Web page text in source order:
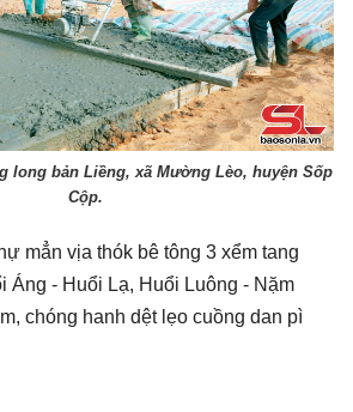
long bản Liềng, xã Mường Lèo, huyện Sốp
Cộp.
mẳn vịa thók bê tông 3 xểm tang
Áng - Huổi Lạ, Huổi Luông - Nặm
chóng hanh dệt lẹo cuồng dan pì